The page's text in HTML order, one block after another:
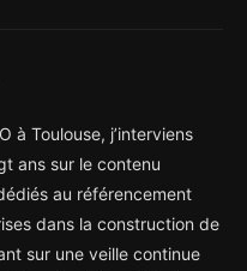
à Toulouse, j’interviens
ans sur le contenu
au référencement
dans la construction de
sur une veille continue